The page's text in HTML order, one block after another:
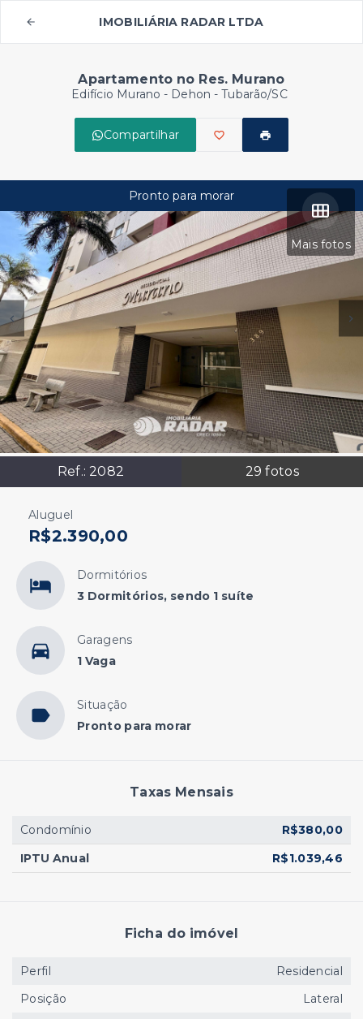
IMOBILIÁRIA RADAR LTDA
Apartamento no Res. Murano
Edifício Murano - Dehon - Tubarão/SC
Compartilhar
Mais fotos
Ref.: 2082 29 fotos
Pronto para morar
Aluguel
R$2.390,00
Dormitórios
3 Dormitórios, sendo 1 suíte
Garagens
1 Vaga
Situação
Pronto para morar
Taxas Mensais
Condomínio
R$380,00
IPTU Anual
R$1.039,46
Ficha do imóvel
Perfil
Residencial
Posição
Lateral